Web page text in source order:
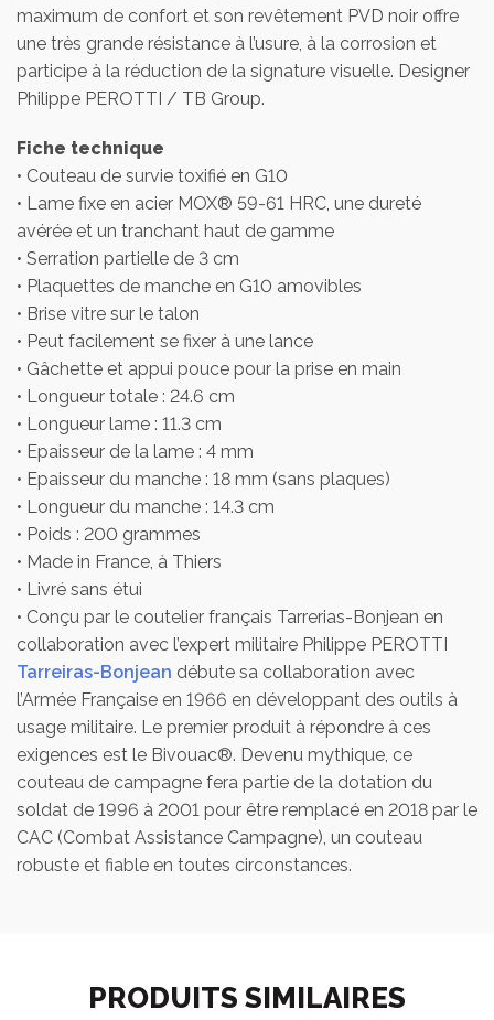
maximum de confort et son revêtement PVD noir offre
une très grande résistance à l’usure, à la corrosion et
participe à la réduction de la signature visuelle. Designer
Philippe PEROTTI / TB Group.
Fiche technique
• Couteau de survie toxifié en G10
• Lame fixe en acier MOX® 59-61 HRC, une dureté
avérée et un tranchant haut de gamme
• Serration partielle de 3 cm
• Plaquettes de manche en G10 amovibles
• Brise vitre sur le talon
• Peut facilement se fixer à une lance
• Gâchette et appui pouce pour la prise en main
• Longueur totale : 24.6 cm
• Longueur lame : 11.3 cm
• Epaisseur de la lame : 4 mm
• Epaisseur du manche : 18 mm (sans plaques)
• Longueur du manche : 14.3 cm
• Poids : 200 grammes
• Made in France, à Thiers
• Livré sans étui
• Conçu par le coutelier français Tarrerias-Bonjean en
collaboration avec l’expert militaire Philippe PEROTTI
Tarreiras-Bonjean débute sa collaboration avec
l’Armée Française en 1966 en développant des outils à
usage militaire. Le premier produit à répondre à ces
exigences est le Bivouac®. Devenu mythique, ce
couteau de campagne fera partie de la dotation du
soldat de 1996 à 2001 pour être remplacé en 2018 par le
CAC (Combat Assistance Campagne), un couteau
robuste et fiable en toutes circonstances.
PRODUITS SIMILAIRES